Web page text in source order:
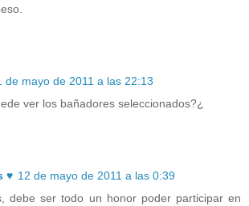
de mayo de 2011 a las 22:13
ver los bañadores seleccionados?¿
♥ 12 de mayo de 2011 a las 0:39
debe ser todo un honor poder participar en